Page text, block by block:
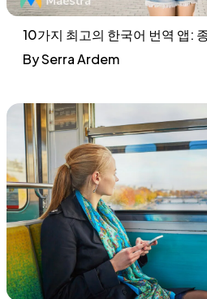
10가지 최고의 한국어 번역 앱:
By Serra Ardem